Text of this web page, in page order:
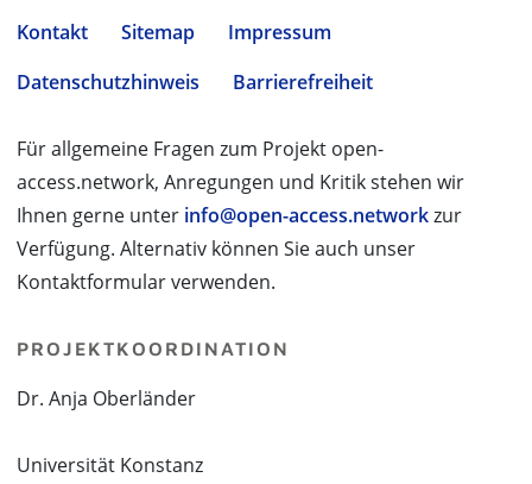
Kontakt Sitemap
Impressum
Datenschutzhinweis
Barrierefreiheit
Für allgemeine Fragen zum Projekt open-
access.network, Anregungen und Kritik stehen wir
Ihnen gerne unter info@open-access.networkzur
Verfügung. Alternativ können Sie auch unser
Kontaktformular verwenden.
PROJEKTKOORDINATION
Dr. Anja Oberländer
Universität Konstanz